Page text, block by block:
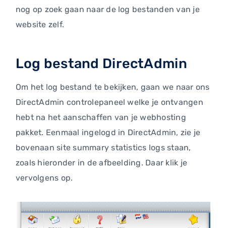
nog op zoek gaan naar de log bestanden van je
website zelf.
Log bestand DirectAdmin
Om het log bestand te bekijken, gaan we naar ons
DirectAdmin controlepaneel welke je ontvangen
hebt na het aanschaffen van je webhosting
pakket. Eenmaal ingelogd in DirectAdmin, zie je
bovenaan site summary statistics logs staan,
zoals hieronder in de afbeelding. Daar klik je
vervolgens op.